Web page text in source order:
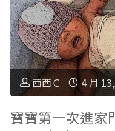
幼
教
老
階
段
該
學
西西Ｃ 4 月
寶寶第一次進家